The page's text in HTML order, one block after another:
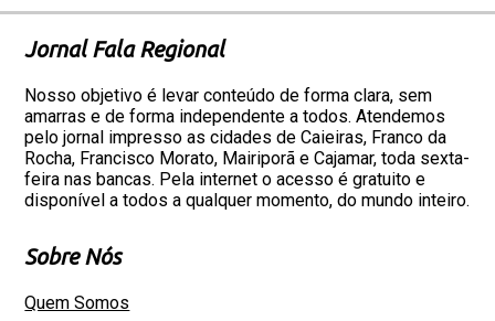
Jornal Fala Regional
Nosso objetivo é levar conteúdo de forma clara, sem
amarras e de forma independente a todos. Atendemos
pelo jornal impresso as cidades de Caieiras, Franco da
Rocha, Francisco Morato, Mairiporã e Cajamar, toda sexta-
feira nas bancas. Pela internet o acesso é gratuito e
disponível a todos a qualquer momento, do mundo inteiro.
Sobre Nós
Quem Somos